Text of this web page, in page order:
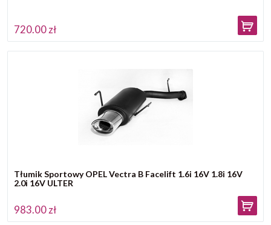
720.00 zł
Tłumik Sportowy OPEL Vectra B Facelift 1.6i 16V 1.8i 16V
2.0i 16V ULTER
983.00 zł